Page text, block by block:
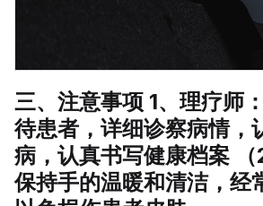
三、注意事项 1、理疗师
待患者，详细诊察病情，
病，认真书写健康档案
保持手的温暖和清洁，经